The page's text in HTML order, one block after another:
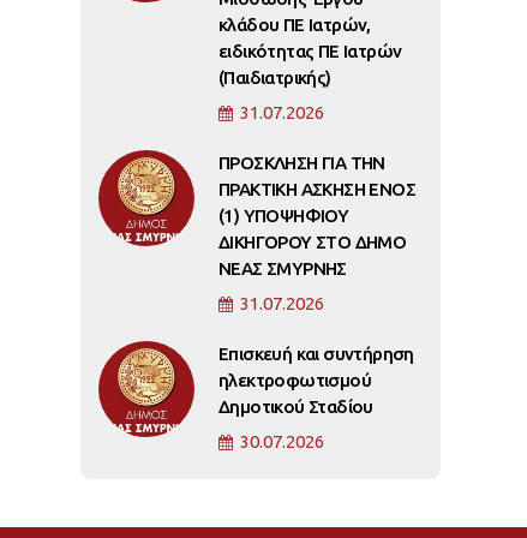
κλάδου ΠΕ Ιατρών,
ειδικότητας ΠΕ Ιατρών
(Παιδιατρικής)
31.07.2026
ΠΡΟΣΚΛΗΣΗ ΓΙΑ ΤΗΝ
ΠΡΑΚΤΙΚΗ ΑΣΚΗΣΗ ΕΝΟΣ
(1) ΥΠΟΨΗΦΙΟΥ
ΔΙΚΗΓΟΡΟΥ ΣΤΟ ΔΗΜΟ
ΝΕΑΣ ΣΜΥΡΝΗΣ
31.07.2026
Επισκευή και συντήρηση
ηλεκτροφωτισμού
Δημοτικού Σταδίου
30.07.2026